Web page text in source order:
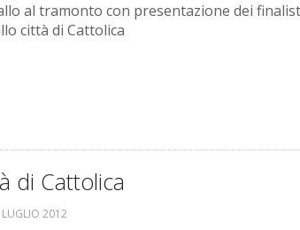
al tramonto con presentazione dei
città di Cattolica
di Cattolica
LUGLIO 2012